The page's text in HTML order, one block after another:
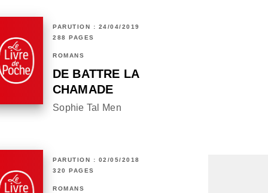
PARUTION : 24/04/2019
288 PAGES
ROMANS
DE BATTRE LA
CHAMADE
Sophie Tal Men
PARUTION : 02/05/2018
320 PAGES
ROMANS